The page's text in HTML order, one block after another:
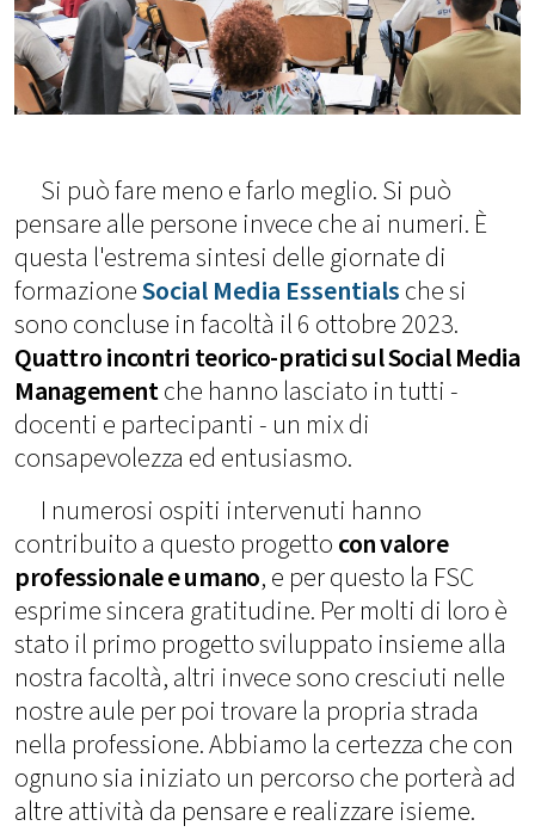
Si può fare meno e farlo meglio. Si può
pensare alle persone invece che ai numeri. È
questa l'estrema sintesi delle giornate di
formazioneSocial Media Essentialsche si
sono concluse in facoltà il 6 ottobre 2023.
Quattro incontri teorico-pratici sul Social Media
Managementche hanno lasciato in tutti -
docenti e partecipanti - un mix di
consapevolezza ed entusiasmo.
I numerosi ospiti intervenuti hanno
contribuito a questo progettocon valore
professionale e umano, e per questo la FSC
esprime sincera gratitudine. Per molti di loro è
stato il primo progetto sviluppato insieme alla
nostra facoltà, altri invece sono cresciuti nelle
nostre aule per poi trovare la propria strada
nella professione. Abbiamo la certezza che con
ognuno sia iniziato un percorso che porterà ad
altre attività da pensare e realizzare isieme.